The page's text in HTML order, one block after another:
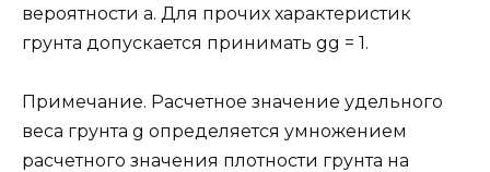
вероятности a. Для прочих характеристик
грунта допускается принимать gg = 1.
Примечание. Расчетное значение удельного
веса грунта g определяется умножением
расчетного значения плотности грунта на